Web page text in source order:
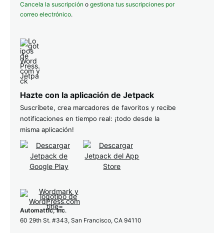
Cancela la suscripción o gestiona tus suscripciones por
correo electrónico.
Hazte con la aplicación de Jetpack
Suscríbete, crea marcadores de favoritos y recibe
notificaciones en tiempo real: ¡todo desde la
misma aplicación!
Automattic, Inc.
60 29th St. #343, San Francisco, CA 94110